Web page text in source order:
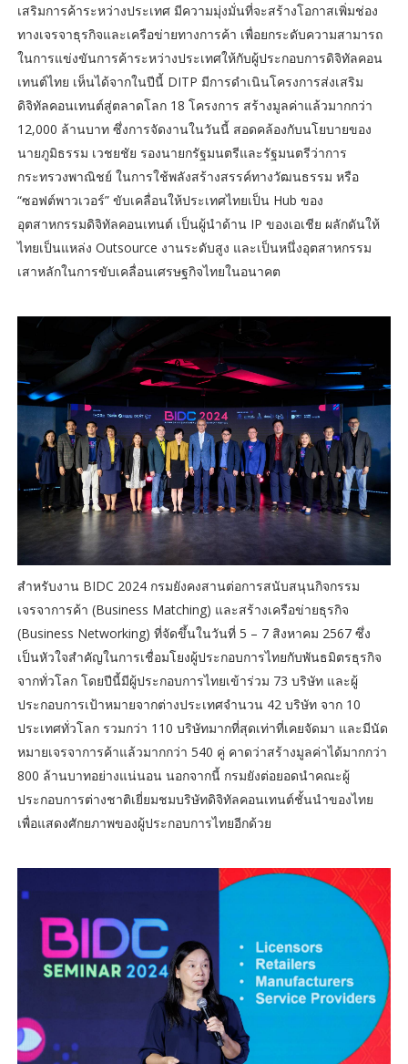
เสริมการค้าระหว่างประเทศ มีความมุ่งมั่นที่จะสร้างโอกาสเพิ่มช่อง
ทางเจรจาธุรกิจและเครือข่ายทางการค้า เพื่อยกระดับความสามารถ
ในการแข่งขันการค้าระหว่างประเทศให้กับผู้ประกอบการดิจิทัลคอน
เทนต์ไทย เห็นได้จากในปีนี้ DITP มีการดำเนินโครงการส่งเสริม
ดิจิทัลคอนเทนต์สู่ตลาดโลก 18 โครงการ สร้างมูลค่าแล้วมากกว่า
12,000 ล้านบาท ซึ่งการจัดงานในวันนี้ สอดคล้องกับนโยบายของ
นายภูมิธรรม เวชยชัย รองนายกรัฐมนตรีและรัฐมนตรีว่าการ
กระทรวงพาณิชย์ ในการใช้พลังสร้างสรรค์ทางวัฒนธรรม หรือ
“ซอฟต์พาวเวอร์” ขับเคลื่อนให้ประเทศไทยเป็น Hub ของ
อุตสาหกรรมดิจิทัลคอนเทนต์ เป็นผู้นำด้าน IP ของเอเชีย ผลักดันให้
ไทยเป็นแหล่ง Outsource งานระดับสูง และเป็นหนึ่งอุตสาหกรรม
เสาหลักในการขับเคลื่อนเศรษฐกิจไทยในอนาคต
สำหรับงาน BIDC 2024 กรมยังคงสานต่อการสนับสนุนกิจกรรม
เจรจาการค้า (Business Matching) และสร้างเครือข่ายธุรกิจ
(Business Networking) ที่จัดขึ้นในวันที่ 5 – 7 สิงหาคม 2567 ซึ่ง
เป็นหัวใจสำคัญในการเชื่อมโยงผู้ประกอบการไทยกับพันธมิตรธุรกิจ
จากทั่วโลก โดยปีนี้มีผู้ประกอบการไทยเข้าร่วม 73 บริษัท และผู้
ประกอบการเป้าหมายจากต่างประเทศจำนวน 42 บริษัท จาก 10
ประเทศทั่วโลก รวมกว่า 110 บริษัทมากที่สุดเท่าที่เคยจัดมา และมีนัด
หมายเจรจาการค้าแล้วมากกว่า 540 คู่ คาดว่าสร้างมูลค่าได้มากกว่า
800 ล้านบาทอย่างแน่นอน นอกจากนี้ กรมยังต่อยอดนำคณะผู้
ประกอบการต่างชาติเยี่ยมชมบริษัทดิจิทัลคอนเทนต์ชั้นนำของไทย
เพื่อแสดงศักยภาพของผู้ประกอบการไทยอีกด้วย